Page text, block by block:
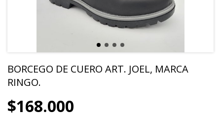
BORCEGO DE CUERO ART. JOEL, MARCA
RINGO.
$168.000